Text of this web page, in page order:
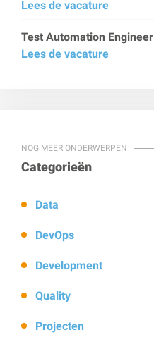
Lees de vacature
Test Automation Engineer
Lees de vacature
NOG MEER ONDERWERPEN
Categorieën
Data
DevOps
Development
Quality
Projecten